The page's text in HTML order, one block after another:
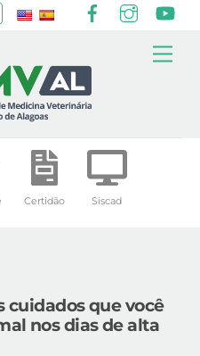
Certidão Siscad
cuidados que você
nos dias de alta